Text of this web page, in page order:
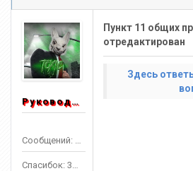
Руководитель
Сообщений: 1553
Спасибок: 3303
Пункт 11 общих
отредактирован
Здесь